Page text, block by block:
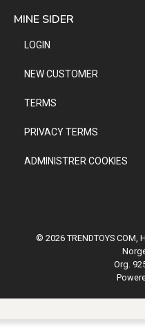
MINE SIDER
LOGIN
NEW CUSTOMER
TERMS
PRIVACY TERMS
ADMINISTRER COOKIES
© 2026 TRENDTOYS COM,
Org.